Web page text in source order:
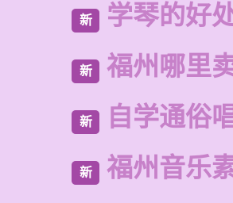
新 学琴的好
新 福州哪里
新 自学通俗
新 福州音乐